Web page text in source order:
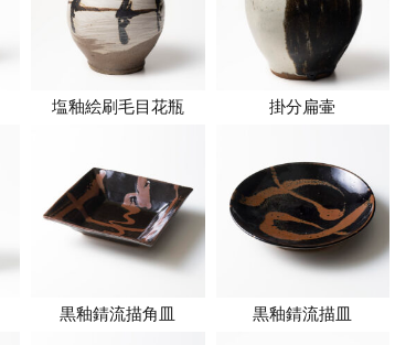
塩釉絵刷毛目花瓶 掛分扁壷
黒釉錆流描角皿 黒釉錆流描皿